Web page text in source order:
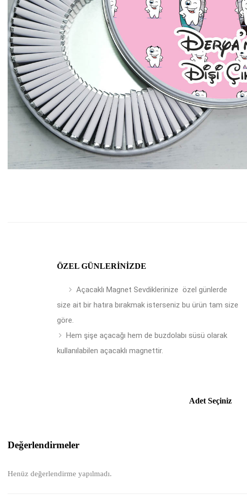
ÖZEL GÜNLERINIZDE
Açacaklı Magnet Sevdiklerinize özel günlerde
size ait bir hatıra bırakmak isterseniz bu ürün tam size
göre.
Hem şişe açacağı hem de buzdolabı süsü olarak
kullanılabilen açacaklı magnettir.
Adet Seçiniz
Değerlendirmeler
Henüz değerlendirme yapılmadı.